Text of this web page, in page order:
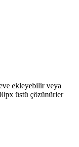
ekleyebilir veya
üstü çözünürler